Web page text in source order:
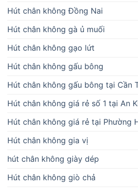
Hút chân không Đồng Nai
Hút chân không gà ủ muối
Hút chân không gạo lứt
Hút chân không gấu bông
Hút chân không gấu bông tại Cần
Hút chân không giá rẻ số 1 tại An
Hút chân không giá rẻ tại Phường
Hút chân không gia vị
hút chân không giày dép
Hút chân không giò chả